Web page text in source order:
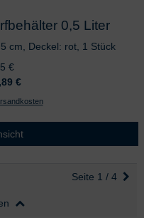
0,5 Liter
cm, Deckel: rot, 1 Stück
€
€
Seite 1 / 4